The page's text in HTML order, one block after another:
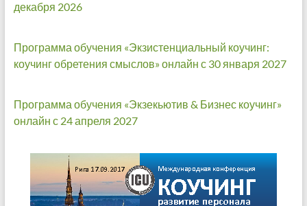
декабря 2026
Программа обучения «Экзистенциальный коучинг:
коучинг обретения смыслов» онлайн с 30 января 2027
Программа обучения «Экзекьютив & Бизнес коучинг»
онлайн с 24 апреля 2027